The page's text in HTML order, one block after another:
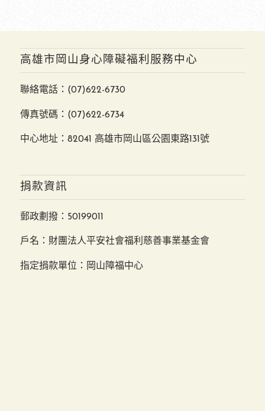
高雄市岡山身心障礙福利服務中心
聯絡電話： (07)622-6730
傳真號碼：(07)622-6734
中心地址：82041 高雄市岡山區公園東路131號
捐款資訊
郵政劃撥：50199011
戶名：財團法人平安社會福利慈善事業基金會
指定捐款單位：岡山障福中心